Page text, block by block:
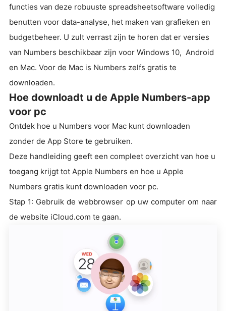
functies van deze robuuste spreadsheetsoftware volledig
benutten voor data-analyse, het maken van grafieken en
budgetbeheer. U zult verrast zijn te horen dat er versies
van Numbers beschikbaar zijn voor Windows 10, Android
en Mac. Voor de Mac is Numbers zelfs gratis te
downloaden.
Hoe downloadt u de Apple Numbers-app
voor pc
Ontdek hoe u Numbers voor Mac kunt downloaden
zonder de App Store te gebruiken.
Deze handleiding geeft een compleet overzicht van hoe u
toegang krijgt tot Apple Numbers en hoe u Apple
Numbers gratis kunt downloaden voor pc.
Stap 1: Gebruik de webbrowser op uw computer om naar
de website iCloud.com te gaan.